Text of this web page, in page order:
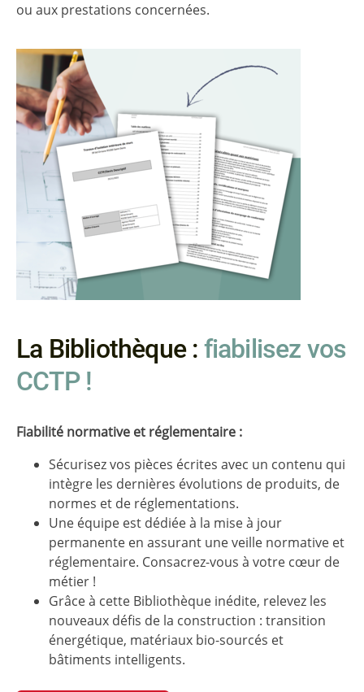
ou aux prestations concernées.
La Bibliothèque : fiabilisez vos
CCTP !
Fiabilité normative et réglementaire :
Sécurisez vos pièces écrites avec un contenu qui
intègre les dernières évolutions de produits, de
normes et de réglementations.
Une équipe est dédiée à la mise à jour
permanente en assurant une veille normative et
réglementaire. Consacrez-vous à votre cœur de
métier !
Grâce à cette Bibliothèque inédite, relevez les
nouveaux défis de la construction : transition
énergétique, matériaux bio-sourcés et
bâtiments intelligents.